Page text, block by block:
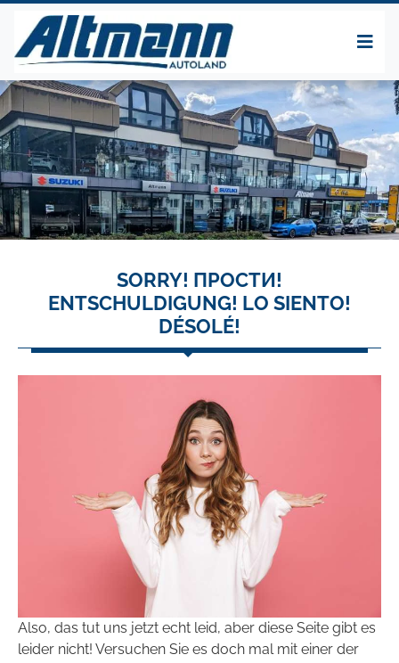
SORRY! ПРОСТИ!
ENTSCHULDIGUNG! LO SIENTO!
DÉSOLÉ!
Also, das tut uns jetzt echt leid, aber diese Seite gibt es
leider nicht! Versuchen Sie es doch mal mit einer der